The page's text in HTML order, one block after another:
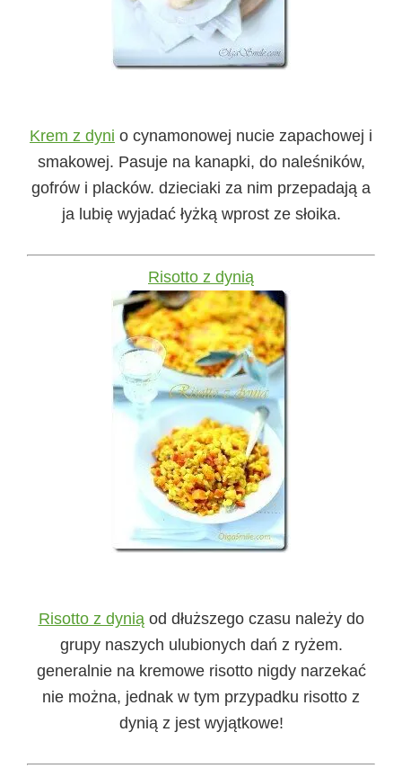
Krem z dyni o cynamonowej nucie zapachowej i
smakowej. Pasuje na kanapki, do naleśników,
gofrów i placków. dzieciaki za nim przepadają a
ja lubię wyjadać łyżką wprost ze słoika.
Risotto z dynią
Risotto z dynią od dłuższego czasu należy do
grupy naszych ulubionych dań z ryżem.
generalnie na kremowe risotto nigdy narzekać
nie można, jednak w tym przypadku risotto z
dynią z jest wyjątkowe!